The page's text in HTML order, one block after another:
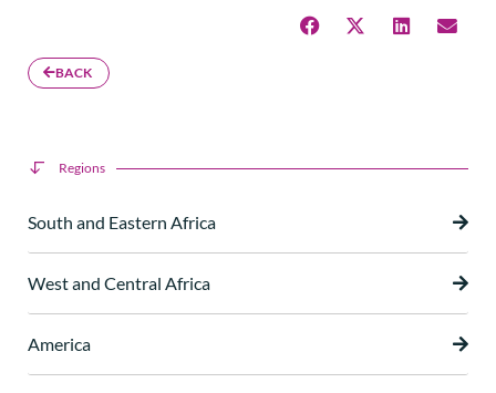
BACK
Regions
South and Eastern Africa
West and Central Africa
America